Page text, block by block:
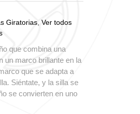
Giratorias, Ver todos
que combina una
un marco brillante en la
que se adapta a
Siéntate, y la silla se
se convierten en uno